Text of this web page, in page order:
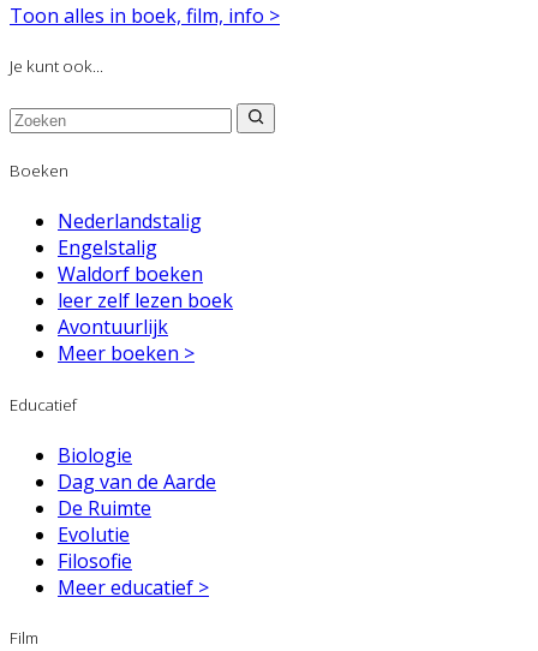
Toon alles in boek, film, info >
Je kunt ook...
Boeken
Nederlandstalig
Engelstalig
Waldorf boeken
leer zelf lezen boek
Avontuurlijk
Meer boeken >
Educatief
Biologie
Dag van de Aarde
De Ruimte
Evolutie
Filosofie
Meer educatief >
Film